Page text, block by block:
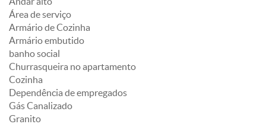
Área de serviço
Armário de Cozinha
Armário embutido
banho social
Churrasqueira no apartamento
Cozinha
Dependência de empregados
Gás Canalizado
Granito